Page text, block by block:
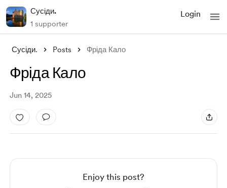
Сусіди.
1 supporter
Login
Сусіди. Posts Фріда Кало
Фріда Кало
Jun 14, 2025
Enjoy this post?